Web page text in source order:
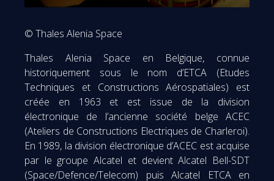
© Thales Alenia Space
Thales Alenia Space en Belgique, connue
historiquement sous le nom d’ETCA (Etudes
Techniques et Constructions Aérospatiales) est
créée en 1963 et est issue de la division
électronique de l’ancienne société belge ACEC
(Ateliers de Constructions Electriques de Charleroi).
En 1989, la division électronique d’ACEC est acquise
par le groupe Alcatel et devient Alcatel Bell-SDT
(Space/Defence/Telecom) puis Alcatel ETCA en